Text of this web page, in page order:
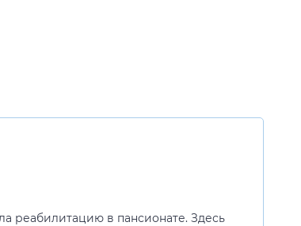
реабилитацию в пансионате. Здесь